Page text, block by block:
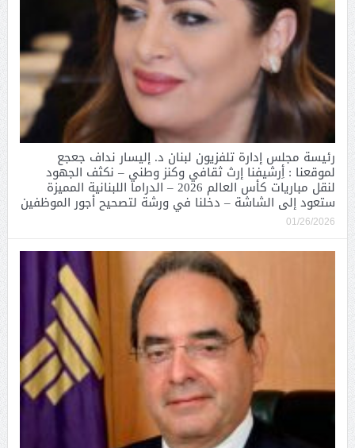
رئيسة مجلس إدارة تلفزيون لبنان د. إليسار نداف جعجع
لموقعنا : أِرشيفنا إرث ثقافي وكنز وطني – نكثف الجهود
لنقل مباريات كأس العالم 2026 – الدراما اللبنانية المميزة
ستعود إلى الشاشة – دخلنا في ورشة لتصحيح أجور الموظفين
01/26/2026